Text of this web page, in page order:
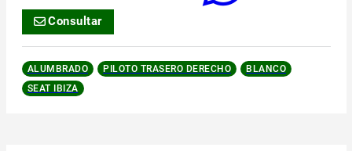
Consultar
ALUMBRADO PILOTO TRASERO DERECHO
BLANCO
SEAT IBIZA